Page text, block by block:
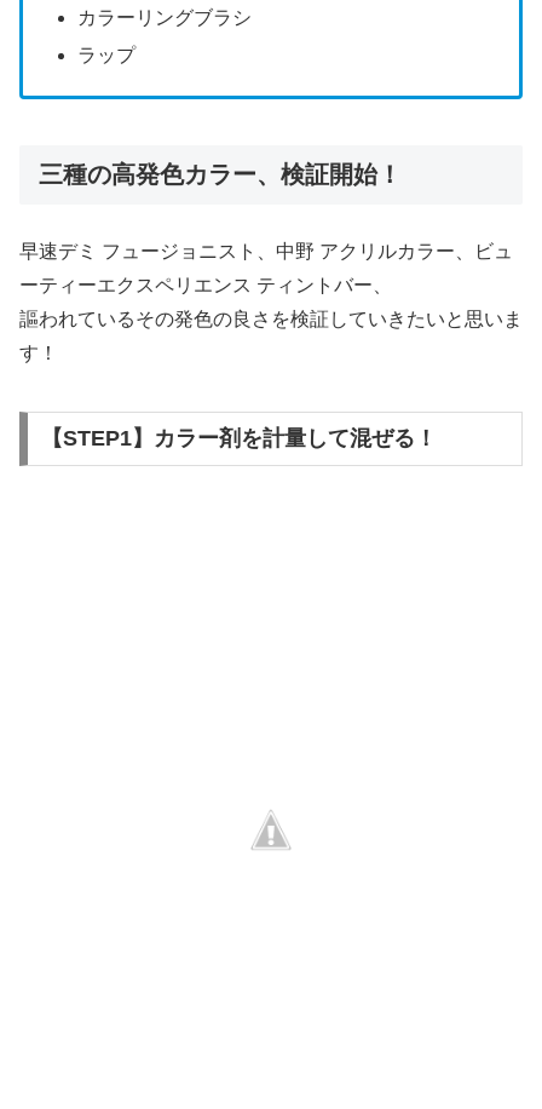
カラーリングブラシ
ラップ
三種の高発色カラー、検証開始！
早速デミ フュージョニスト、中野 アクリルカラー、ビュ
ーティーエクスペリエンス ティントバー、
謳われているその発色の良さを検証していきたいと思いま
す！
【STEP1】カラー剤を計量して混ぜる！